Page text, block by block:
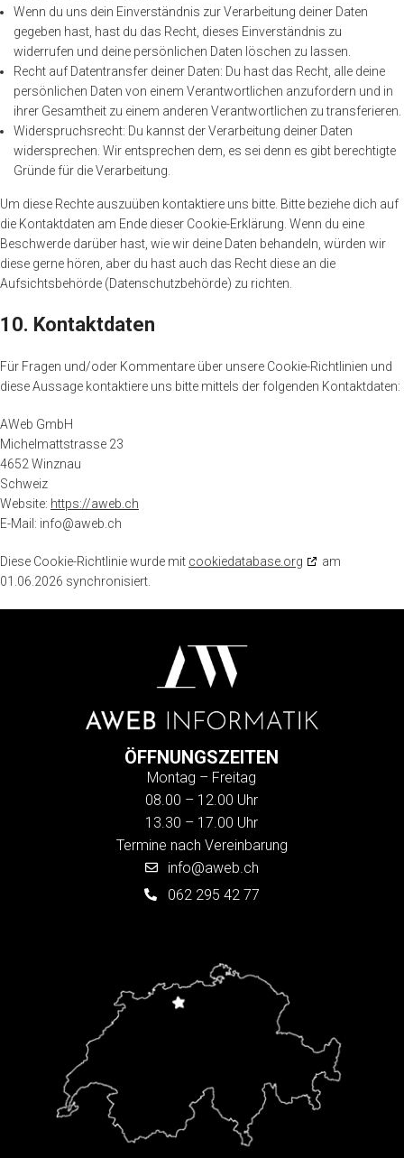
Wenn du uns dein Einverständnis zur Verarbeitung deiner Daten
gegeben hast, hast du das Recht, dieses Einverständnis zu
widerrufen und deine persönlichen Daten löschen zu lassen.
Recht auf Datentransfer deiner Daten: Du hast das Recht, alle deine
persönlichen Daten von einem Verantwortlichen anzufordern und in
ihrer Gesamtheit zu einem anderen Verantwortlichen zu transferieren.
Widerspruchsrecht: Du kannst der Verarbeitung deiner Daten
widersprechen. Wir entsprechen dem, es sei denn es gibt berechtigte
Gründe für die Verarbeitung.
Um diese Rechte auszuüben kontaktiere uns bitte. Bitte beziehe dich auf
die Kontaktdaten am Ende dieser Cookie-Erklärung. Wenn du eine
Beschwerde darüber hast, wie wir deine Daten behandeln, würden wir
diese gerne hören, aber du hast auch das Recht diese an die
Aufsichtsbehörde (Datenschutzbehörde) zu richten.
10. Kontaktdaten
Für Fragen und/oder Kommentare über unsere Cookie-Richtlinien und
diese Aussage kontaktiere uns bitte mittels der folgenden Kontaktdaten:
AWeb GmbH
Michelmattstrasse 23
4652 Winznau
Schweiz
Website: https://aweb.ch
E-Mail: info@aweb.ch
Diese Cookie-Richtlinie wurde mit cookiedatabase.org
am
01.06.2026 synchronisiert.
ÖFFNUNGSZEITEN
Montag – Freitag
08.00 – 12.00 Uhr
13.30 – 17.00 Uhr
Termine nach Vereinbarung
info@aweb.ch
062 295 42 77